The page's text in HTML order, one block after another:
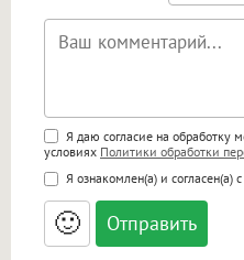
Поддержка HTML
<b>, <strong>, <u>,
<small>, <sup>,
<blockquote>, <code>
адреса URL
ссылками, и
Я даю согласие на обработку
условиях Политики обработки
Я ознакомлен(а) и согласен(а) с
🙂